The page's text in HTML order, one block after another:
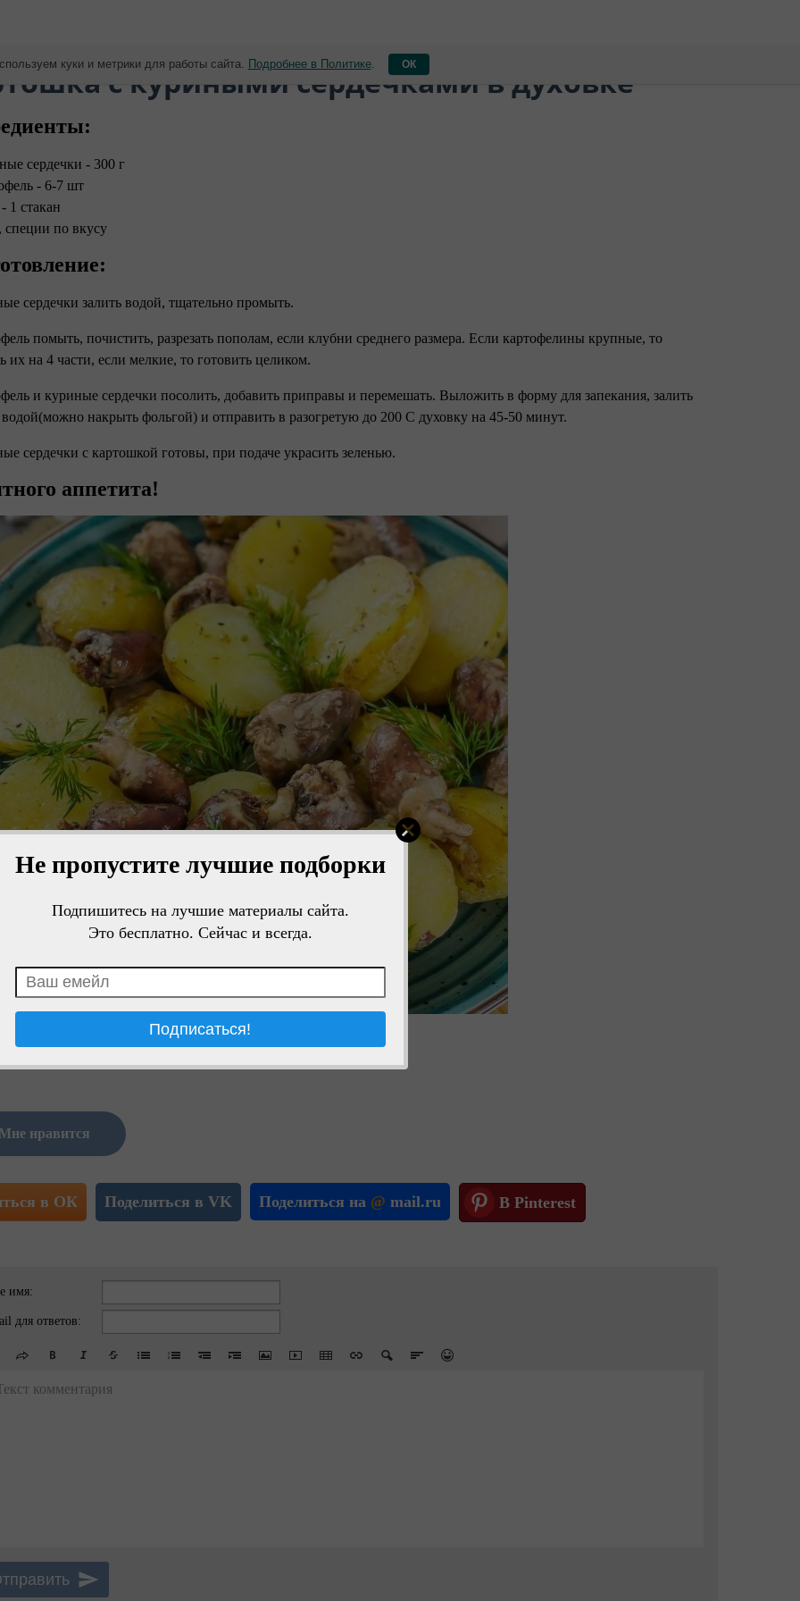
Не пропустите лучшие подборки
Подпишитесь на лучшие материалы сайта.
Это бесплатно. Сейчас и всегда.
с куриными сердечками в духовке
сердечки - 300 г
- 6-7 шт
1 стакан
специи по вкусу
сердечки залить водой, тщательно промыть.
помыть, почистить, разрезать пополам, если клубни среднего размера. Если картофелины крупные, то
их на 4 части, если мелкие, то готовить целиком.
и куриные сердечки посолить, добавить приправы и перемешать. Выложить в форму для запекания, залить
водой(можно накрыть фольгой) и отправить в разогретую до 200 С духовку на 45-50 минут.
сердечки с картошкой готовы, при подаче украсить зеленью.
аппетита!
Мне нравится
в ОК Поделиться в VK Поделиться на @ mail.ru В Pinterest
имя:
для ответов:
комментария
куки и метрики для работы сайта. Подробнее в Политике. ОК